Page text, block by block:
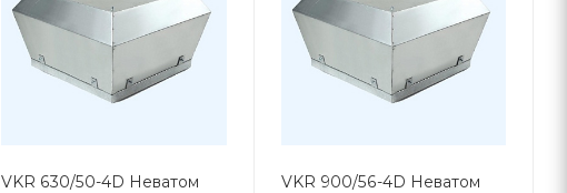
VKR 630/50-4D Неватом
VKR 900/56-4D Неватом